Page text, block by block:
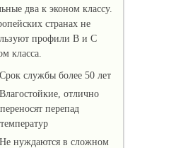
два к эконом классу.
странах не
профили В и С
класса.
Срок службы более 50 лет
Влагостойкие, отлично
переносят перепад
температур
Не нуждаются в сложном